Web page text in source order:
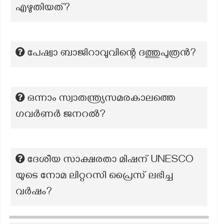
എഴുതിയത്?
പേഷ്വാ ബാജിറാവുവിന്റെ ദത്തുപുത്രൻ?
ഒന്നാം സ്വാതന്ത്ര്യസമരകാലത്തെ
ഗവർണർ ജനറൽ?
ദേശീയ സാക്ഷരതാ മിഷന് UNESCO
യുടെ നോമ ലിറ്ററസി പ്രൈസ് ലഭിച്ച
വർഷം?